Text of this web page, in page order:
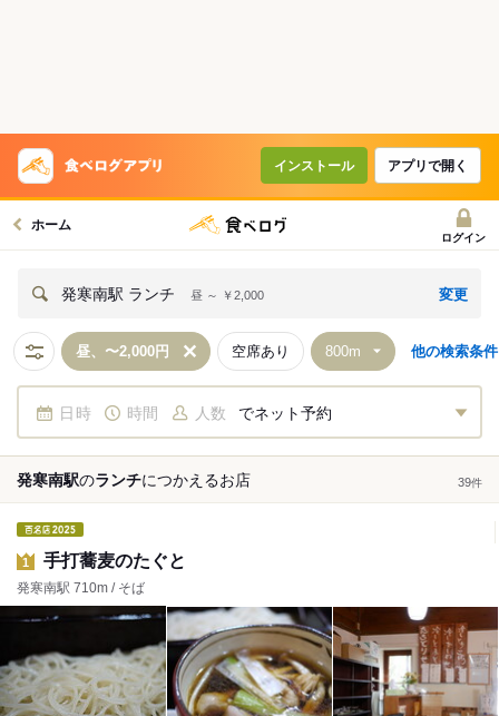
インストール アプリで開く
ホーム
ログイン
発寒南駅 ランチ 昼 ～ ￥2,000 変更
昼、〜2,000円 空席あり 他の検索条件
日時 時間 人数 でネット予約
発寒南駅のランチにつかえるお店 39件
1 手打蕎麦のたぐと
発寒南駅 710m / そば